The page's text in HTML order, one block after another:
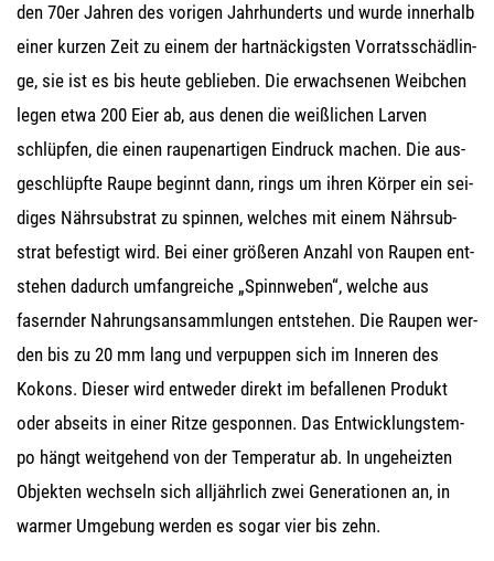
den 70er Jah­ren des vori­gen Jahr­hun­derts und wur­de inner­halb
einer kur­zen Zeit zu einem der hart­nä­ckigs­ten Vor­rats­schäd­lin­
ge, sie ist es bis heu­te geblie­ben. Die erwach­se­nen Weib­chen
legen etwa 200 Eier ab, aus denen die weiß­li­chen Lar­ven
schlüp­fen, die einen rau­pen­ar­ti­gen Ein­druck machen. Die aus­
ge­schlüpf­te Rau­pe beginnt dann, rings um ihren Kör­per ein sei­
di­ges Nähr­sub­strat zu spin­nen, wel­ches mit einem Nähr­sub­
strat befes­tigt wird. Bei einer grö­ße­ren Anzahl von Rau­pen ent­
ste­hen dadurch umfang­rei­che „Spinn­we­ben“, wel­che aus
fasern­der Nah­rungs­an­samm­lun­gen ent­ste­hen. Die Rau­pen wer­
den bis zu 20 mm lang und ver­pup­pen sich im Inne­ren des
Kokons. Die­ser wird ent­we­der direkt im befal­le­nen Pro­dukt
oder abseits in einer Rit­ze gespon­nen. Das Ent­wick­lungs­tem­
po hängt weit­ge­hend von der Tem­pe­ra­tur ab. In unge­heiz­ten
Objek­ten wech­seln sich all­jähr­lich zwei Gene­ra­tio­nen an, in
war­mer Umge­bung wer­den es sogar vier bis zehn.